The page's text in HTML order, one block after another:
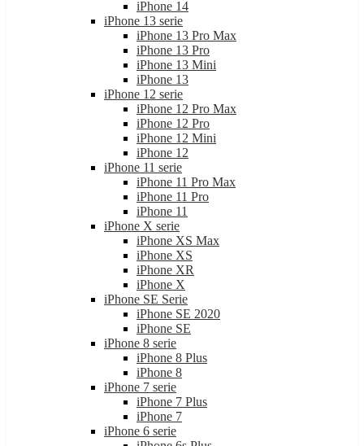
iPhone 14
iPhone 13 serie
iPhone 13 Pro Max
iPhone 13 Pro
iPhone 13 Mini
iPhone 13
iPhone 12 serie
iPhone 12 Pro Max
iPhone 12 Pro
iPhone 12 Mini
iPhone 12
iPhone 11 serie
iPhone 11 Pro Max
iPhone 11 Pro
iPhone 11
iPhone X serie
iPhone XS Max
iPhone XS
iPhone XR
iPhone X
iPhone SE Serie
iPhone SE 2020
iPhone SE
iPhone 8 serie
iPhone 8 Plus
iPhone 8
iPhone 7 serie
iPhone 7 Plus
iPhone 7
iPhone 6 serie